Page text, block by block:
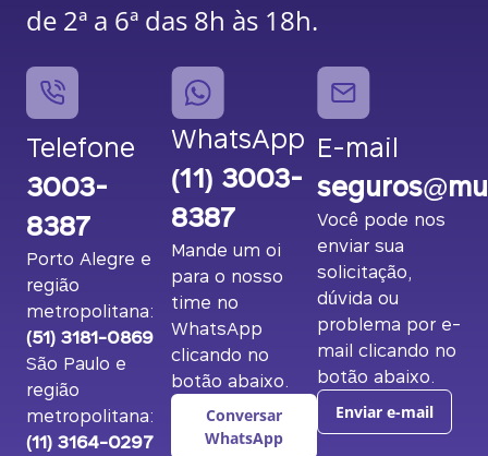
de 2ª a 6ª das 8h às 18h.
Telefone
3003-
8387
Porto Alegre e
região
metropolitana:
(51) 3181-0869
São Paulo e
região
metropolitana:
(11) 3164-0297
WhatsApp
(11) 3003-
8387
Mande um oi
para o nosso
time no
WhatsApp
clicando no
botão abaixo.
Conversar
WhatsApp
E-mail
Você pode nos
enviar sua
solicitação,
dúvida ou
problema por e-
mail clicando no
botão abaixo.
Enviar e-mail